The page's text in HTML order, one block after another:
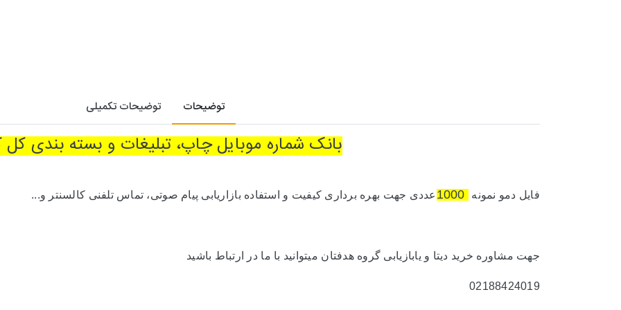
توضیحات توضیحات تکمیلی
بانک شماره موبایلچاپ، تبلیغات و بسته بندی کل
فایل دمو نمونه 1000 عددی جهت بهره برداری کیفیت و استفاده بازاریابی پیام صوتی، تماس تلفنی کالسنتر و...
جهت مشاوره خرید دیتا و یابازیابی گروه هدفتان میتوانید با ما در ارتباط باشید
02188424019